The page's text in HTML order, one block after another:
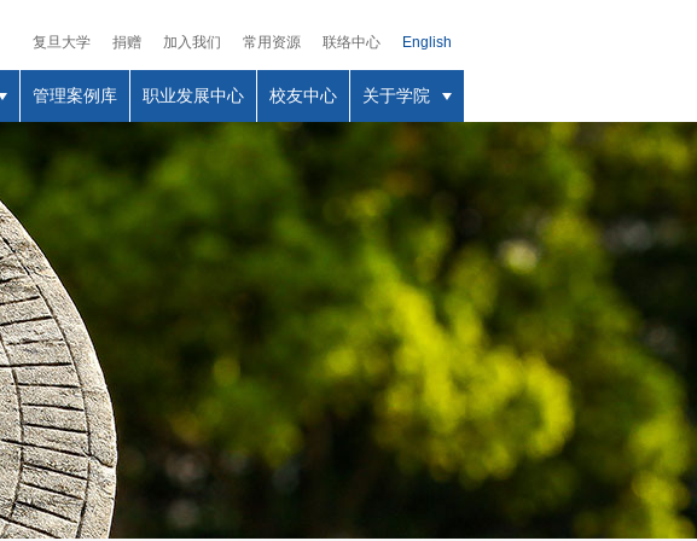
复旦大学 捐赠 加入我们 常用资源 联络中心 English
管理案例库 职业发展中心 校友中心 关于学院